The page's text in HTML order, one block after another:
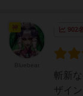
902名
斬新
ザイ
神